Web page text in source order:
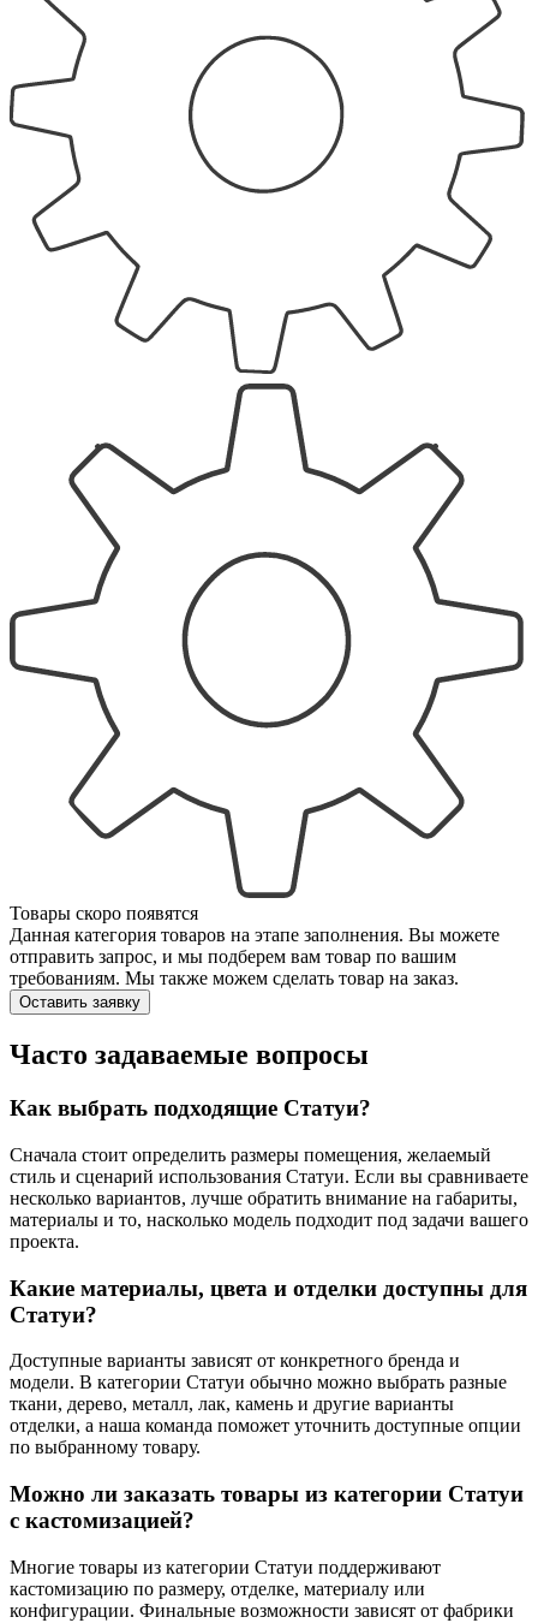
Товары скоро появятся
Данная категория товаров на этапе заполнения. Вы можете
отправить запрос, и мы подберем вам товар по вашим
требованиям. Мы также можем сделать товар на заказ.
Оставить заявку
Часто задаваемые вопросы
Как выбрать подходящие Статуи?
Сначала стоит определить размеры помещения, желаемый
стиль и сценарий использования Статуи. Если вы сравниваете
несколько вариантов, лучше обратить внимание на габариты,
материалы и то, насколько модель подходит под задачи вашего
проекта.
Какие материалы, цвета и отделки доступны для
Статуи?
Доступные варианты зависят от конкретного бренда и
модели. В категории Статуи обычно можно выбрать разные
ткани, дерево, металл, лак, камень и другие варианты
отделки, а наша команда поможет уточнить доступные опции
по выбранному товару.
Можно ли заказать товары из категории Статуи
с кастомизацией?
Многие товары из категории Статуи поддерживают
кастомизацию по размеру, отделке, материалу или
конфигурации. Финальные возможности зависят от фабрики